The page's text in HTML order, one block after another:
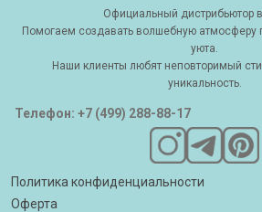
Официальный дистрибьютор
Помогаем создавать волшебную атмосферу
уюта.
Наши клиенты любят неповторимый
уникальность.
Телефон: +7 (499) 288-88-17
Политика конфиденциальности
Оферта